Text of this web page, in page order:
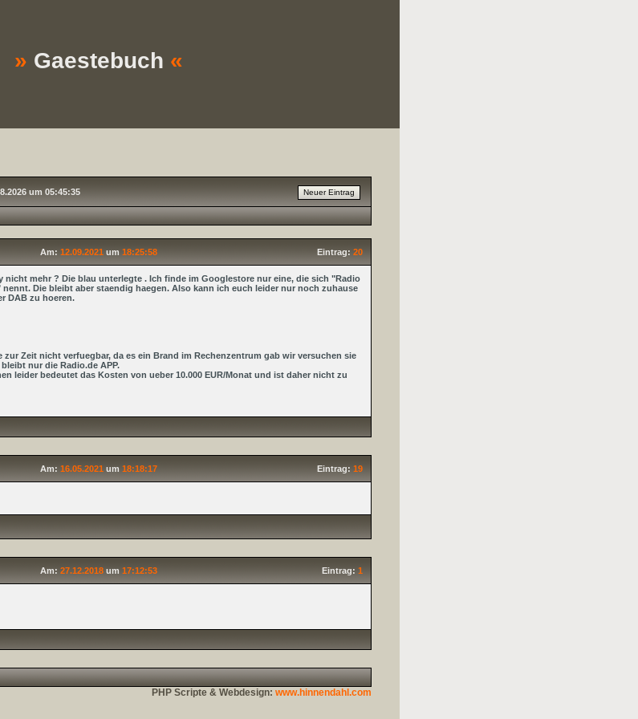
» Gaestebuch «
um 05:45:35
Am: 12.09.2021um18:25:58 Eintrag: 20
nicht mehr ? Die blau unterlegte . Ich finde im Googlestore nur eine, die sich "Radio
Die bleibt aber staendig haegen. Also kann ich euch leider nur noch zuhause
DAB zu hoeren.
zur Zeit nicht verfuegbar, da es ein Brand im Rechenzentrum gab wir versuchen sie
nur die Radio.de APP.
leider bedeutet das Kosten von ueber 10.000 EUR/Monat und ist daher nicht zu
Am: 16.05.2021um18:18:17 Eintrag: 19
Am: 27.12.2018um17:12:53 Eintrag: 1
PHP Scripte & Webdesign: www.hinnendahl.com